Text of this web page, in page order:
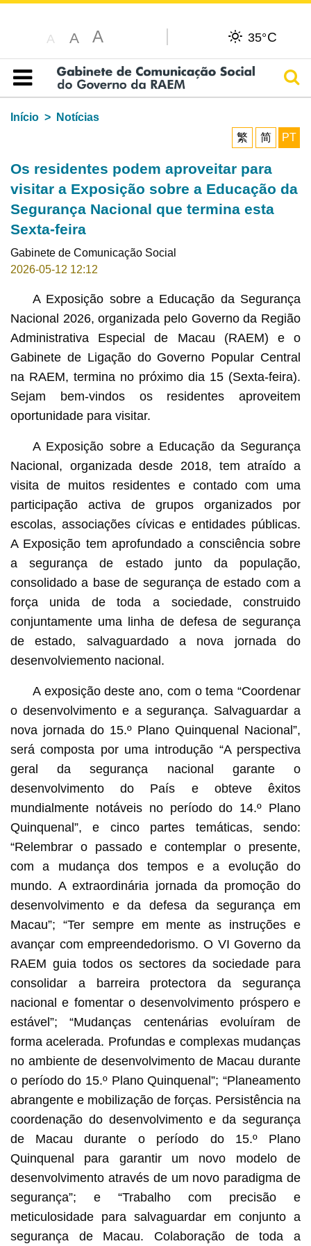
A A A 35°C
Índice
Início
Notícias
繁
简 PT
Os residentes podem aproveitar para
visitar a Exposição sobre a Educação da
Segurança Nacional que termina esta
Sexta-feira
Gabinete de Comunicação Social
2026-05-12 12:12
A Exposição sobre a Educação da Segurança
Nacional 2026, organizada pelo Governo da Região
Administrativa Especial de Macau (RAEM) e o
Gabinete de Ligação do Governo Popular Central
na RAEM, termina no próximo dia 15 (Sexta-feira).
Sejam bem-vindos os residentes aproveitem
oportunidade para visitar.
A Exposição sobre a Educação da Segurança
Nacional, organizada desde 2018, tem atraído a
visita de muitos residentes e contado com uma
participação activa de grupos organizados por
escolas, associações cívicas e entidades públicas.
A Exposição tem aprofundado a consciência sobre
a segurança de estado junto da população,
consolidado a base de segurança de estado com a
força unida de toda a sociedade, construido
conjuntamente uma linha de defesa de segurança
de estado, salvaguardado a nova jornada do
desenvolviemento nacional.
A exposição deste ano, com o tema “Coordenar
o desenvolvimento e a segurança. Salvaguardar a
nova jornada do 15.º Plano Quinquenal Nacional”,
será composta por uma introdução “A perspectiva
geral da segurança nacional garante o
desenvolvimento do País e obteve êxitos
mundialmente notáveis no período do 14.º Plano
Quinquenal”, e cinco partes temáticas, sendo:
“Relembrar o passado e contemplar o presente,
com a mudança dos tempos e a evolução do
mundo. A extraordinária jornada da promoção do
desenvolvimento e da defesa da segurança em
Macau”; “Ter sempre em mente as instruções e
avançar com empreendedorismo. O VI Governo da
RAEM guia todos os sectores da sociedade para
consolidar a barreira protectora da segurança
nacional e fomentar o desenvolvimento próspero e
estável”; “Mudanças centenárias evoluíram de
forma acelerada. Profundas e complexas mudanças
no ambiente de desenvolvimento de Macau durante
o período do 15.º Plano Quinquenal”; “Planeamento
abrangente e mobilização de forças. Persistência na
coordenação do desenvolvimento e da segurança
de Macau durante o período do 15.º Plano
Quinquenal para garantir um novo modelo de
desenvolvimento através de um novo paradigma de
segurança”; e “Trabalho com precisão e
meticulosidade para salvaguardar em conjunto a
segurança de Macau. Colaboração de toda a